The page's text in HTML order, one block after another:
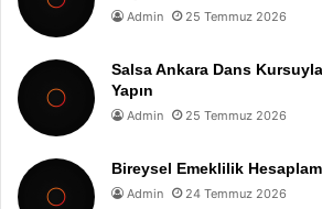
Admin 25 Temmuz 2026
Salsa Ankara Dans
Yapın
Admin 25 Temmuz 2026
Bireysel Emeklilik
Admin 24 Temmuz 2026